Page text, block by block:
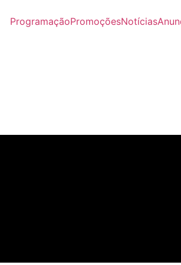
ProgramaçãoPromoçõesNotícias